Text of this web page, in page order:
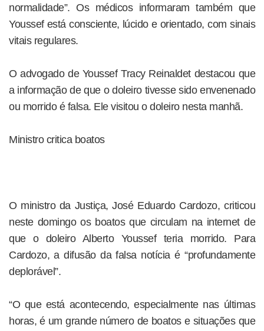
normalidade”. Os médicos informaram também que
Youssef está consciente, lúcido e orientado, com sinais
vitais regulares.
O advogado de Youssef Tracy Reinaldet destacou que
a informação de que o doleiro tivesse sido envenenado
ou morrido é falsa. Ele visitou o doleiro nesta manhã.
Ministro critica boatos
O ministro da Justiça, José Eduardo Cardozo, criticou
neste domingo os boatos que circulam na internet de
que o doleiro Alberto Youssef teria morrido. Para
Cardozo, a difusão da falsa notícia é “profundamente
deplorável”.
“O que está acontecendo, especialmente nas últimas
horas, é um grande número de boatos e situações que